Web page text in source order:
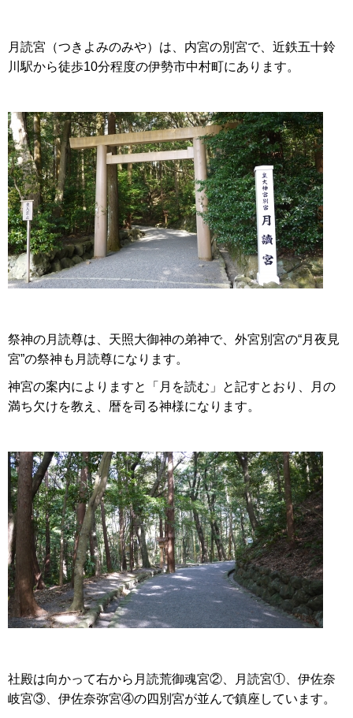
月読宮（つきよみのみや）は、内宮の別宮で、近鉄五十鈴
川駅から徒歩10分程度の伊勢市中村町にあります。
祭神の月読尊は、天照大御神の弟神で、外宮別宮の“月夜見
宮”の祭神も月読尊になります。
神宮の案内によりますと「月を読む」と記すとおり、月の
満ち欠けを教え、暦を司る神様になります。
社殿は向かって右から月読荒御魂宮②、月読宮①、伊佐奈
岐宮③、伊佐奈弥宮④の四別宮が並んで鎮座しています。